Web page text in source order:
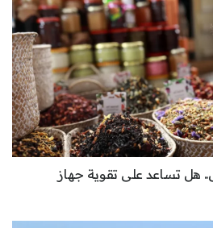
هل تساعد على تقوية جهاز